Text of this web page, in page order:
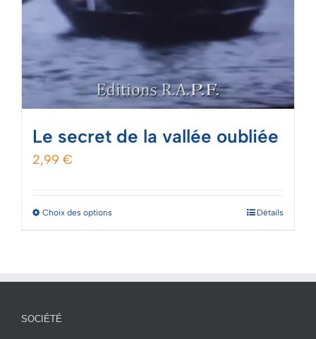
Le secret de la vallée oubliée
2,99 €
Choix des optionsCe
Détails
SOCIÉTÉ